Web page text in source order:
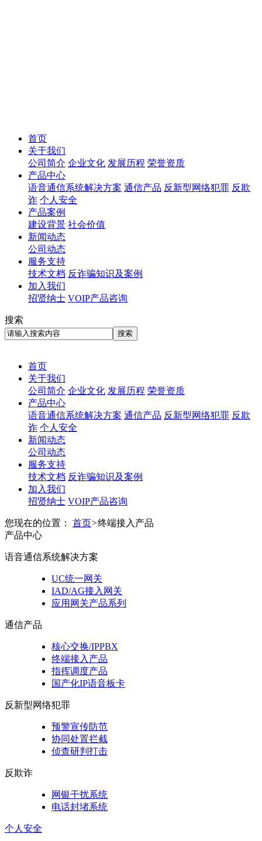
首页
关于我们
公司简介 企业文化 发展历程 荣誉资质
产品中心
语音通信系统解决方案 通信产品 反新型网络犯罪 反欺
诈 个人安全
产品案例
建设背景 社会价值
新闻动态
公司动态
服务支持
技术文档 反诈骗知识及案例
加入我们
招贤纳士 VOIP产品咨询
搜索
首页
关于我们
公司简介 企业文化 发展历程 荣誉资质
产品中心
语音通信系统解决方案 通信产品 反新型网络犯罪 反欺
诈 个人安全
新闻动态
公司动态
服务支持
技术文档 反诈骗知识及案例
加入我们
招贤纳士 VOIP产品咨询
您现在的位置： 首页>终端接入产品
产品中心
语音通信系统解决方案
UC统一网关
IAD/AG接入网关
应用网关产品系列
通信产品
核心交换/IPPBX
终端接入产品
指挥调度产品
国产化IP语音板卡
反新型网络犯罪
预警宣传防范
协同处置拦截
侦查研判打击
反欺诈
网银干扰系统
电话封堵系统
个人安全